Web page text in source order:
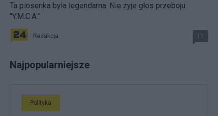
Ta piosenka była legendarna. Nie żyje głos przeboju
"Y.M.C.A."
Redakcja 11
Najpopularniejsze
Polityka